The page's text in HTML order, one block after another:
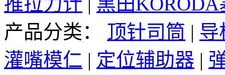
产品分类：
顶针司筒 | 导
灌嘴模仁 | 定位辅助器 |